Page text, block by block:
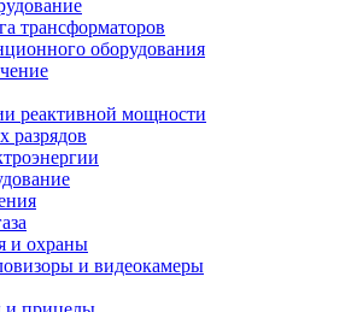
трансформаторов
оборудования
реактивной мощности
разрядов
и охраны
и видеокамеры